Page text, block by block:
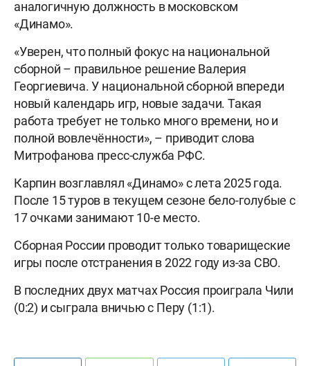
аналогичную должность в московском
«Динамо».
«Уверен, что полный фокус на национальной
сборной – правильное решение Валерия
Георгиевича. У национальной сборной впереди
новый календарь игр, новые задачи. Такая
работа требует не только много времени, но и
полной вовлечённости», – приводит слова
Митрофанова пресс-служба РФС.
Карпин возглавлял «Динамо» с лета 2025 года.
После 15 туров в текущем сезоне бело-голубые с
17 очками занимают 10-е место.
Сборная России проводит только товарищеские
игры после отстранения в 2022 году из-за СВО.
В последних двух матчах Россия проиграла Чили
(0:2) и сыграла вничью с Перу (1:1).